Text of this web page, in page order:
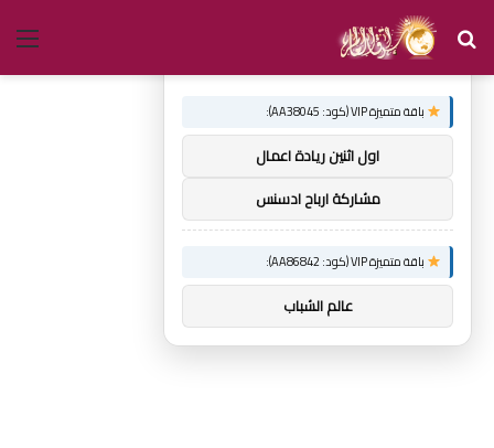
بحث
عن
توصيات :
باقة متميزة VIP (كود: AA38045):
اول اثنين ريادة اعمال
مشاركة ارباح ادسنس
باقة متميزة VIP (كود: AA86842):
عالم الشباب